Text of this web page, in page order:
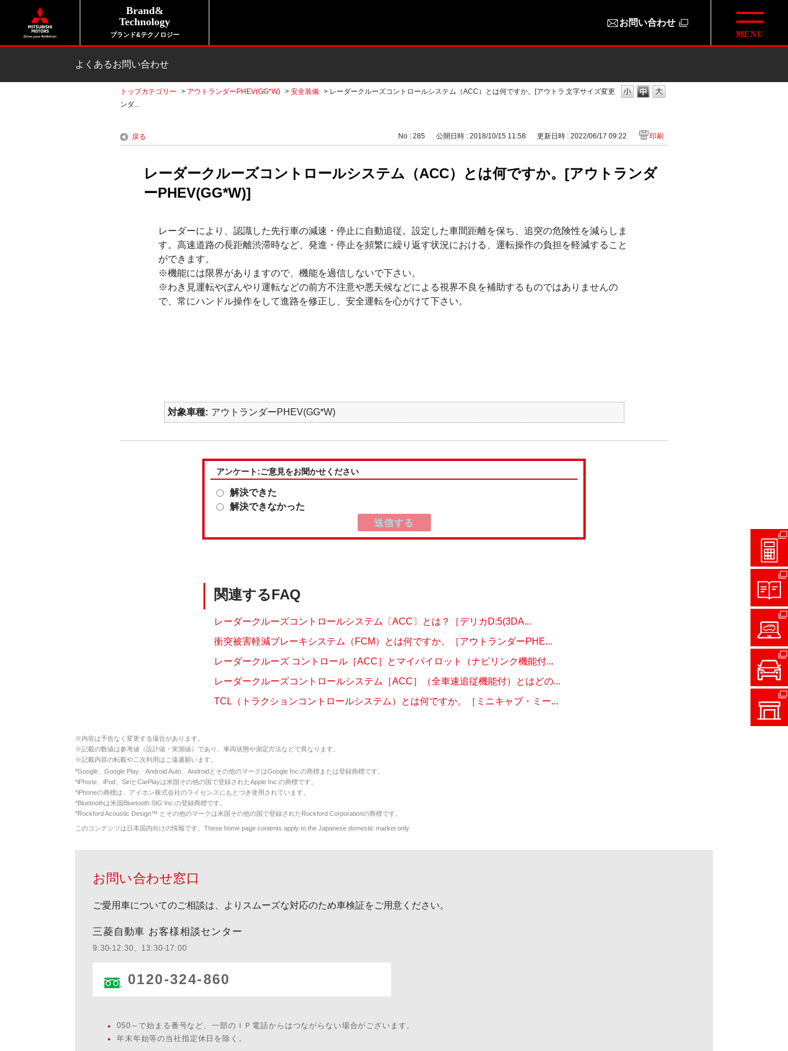
Brand&
Technology
ブランド&テクノロジー
お問い合わせ
よくあるお問い合わせ
文字サイズ変更
トップカテゴリー > アウトランダーPHEV(GG*W) > 安全装備 > レーダークルーズコントロールシステム（ACC）とは何ですか。[アウトラ
ンダ...
戻る No : 285 公開日時 : 2018/10/15 11:58 更新日時 : 2022/06/17 09:22 印刷
レーダークルーズコントロールシステム（ACC）とは何ですか。[アウトランダ
ーPHEV(GG*W)]
レーダーにより、認識した先行車の減速・停止に自動追従。設定した車間距離を保ち、追突の危険性を減らしま
す。高速道路の長距離渋滞時など、発進・停止を頻繁に繰り返す状況における、運転操作の負担を軽減すること
ができます。
※機能には限界がありますので、機能を過信しないで下さい。
※わき見運転やぼんやり運転などの前方不注意や悪天候などによる視界不良を補助するものではありませんの
で、常にハンドル操作をして進路を修正し、安全運転を心がけて下さい。
対象車種 アウトランダーPHEV(GG*W)
アンケート:ご意見をお聞かせください
解決できた
解決できなかった
関連するFAQ
レーダークルーズコントロールシステム〔ACC〕とは？［デリカD:5(3DA...
衝突被害軽減ブレーキシステム（FCM）とは何ですか。［アウトランダーPHE...
レーダークルーズ コントロール［ACC］とマイパイロット（ナビリンク機能付...
レーダークルーズコントロールシステム［ACC］（全車速追従機能付）とはどの...
TCL（トラクションコントロールシステム）とは何ですか。［ミニキャブ・ミー...
※内容は予告なく変更する場合があります。
※記載の数値は参考値（設計値・実測値）であり、車両状態や測定方法などで異なります。
※記載内容の転載や二次利用はご遠慮願います。
*Google、Google Play、Android Auto、Androidとその他のマークはGoogle Inc.の商標または登録商標です。
*iPhone、iPod、SiriとCarPlayは米国その他の国で登録されたApple Inc.の商標です。
*iPhoneの商標は、アイホン株式会社のライセンスにもとづき使用されています。
*Bluetoothは米国Bluetooth SIG Inc.の登録商標です。
*Rockford Acoustic Design™ とその他のマークは米国その他の国で登録されたRockford Corporationの商標です。
このコンテンツは日本国内向けの情報です。These home page contents apply to the Japanese domestic market only.
お問い合わせ窓口
ご愛用車についてのご相談は、よりスムーズな対応のため車検証をご用意ください。
三菱自動車 お客様相談センター
9:30-12:30、13:30-17:00
0120-324-860
050～で始まる番号など、一部のＩＰ電話からはつながらない場合がございます。
年末年始等の当社指定休日を除く。